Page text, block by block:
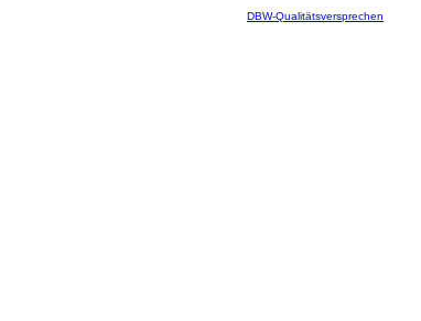
DBW-Qualitätsversprechen